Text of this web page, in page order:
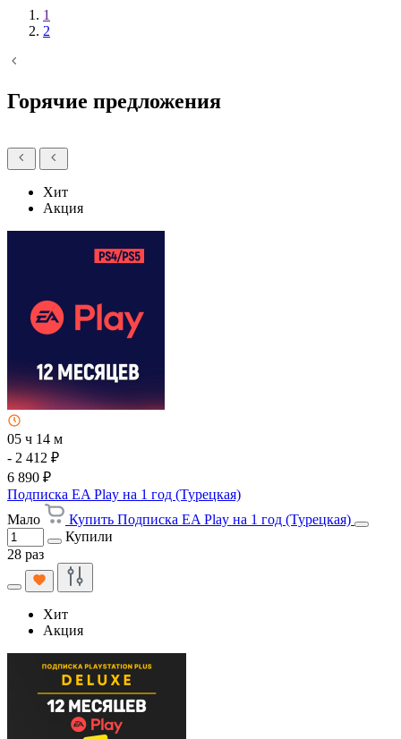
1
2
Горячие предложения
Хит
Акция
05 ч 14 м
- 2 412 ₽
6 890 ₽
Подписка EA Play на 1 год (Турецкая)
Мало
Купить Подписка EA Play на 1 год (Турецкая)
Купили
28 раз
Хит
Акция